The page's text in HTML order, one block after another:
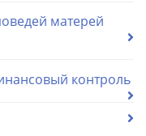
матерей
контроль